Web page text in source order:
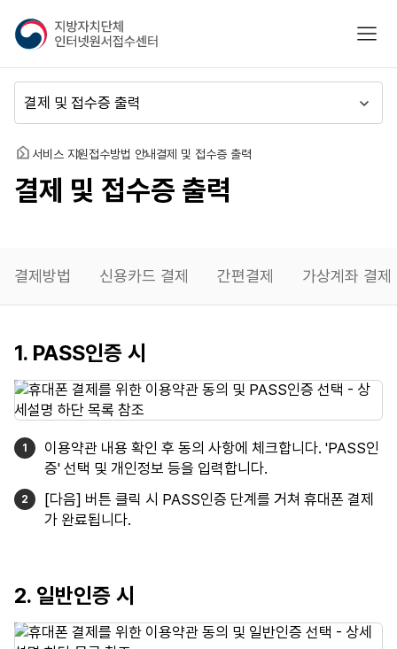
지
방
자
치
단
체
인
넷
원
수
센
터
모바
뉴
동
홈 서비스 지원접수방법 안내결제 및 접수증 출력
결제 및 접수증 출력
결제방법 신용카드 결제 간편결제 가상계좌 결제
휴대폰
결제
1. PASS인증 시
이용약관 내용 확인 후 동의 사항에 체크합니다. 'PASS인
증' 선택 및 개인정보 등을 입력합니다.
[다음] 버튼 클릭 시 PASS인증 단계를 거쳐 휴대폰 결제
가 완료됩니다.
2. 일반인증 시